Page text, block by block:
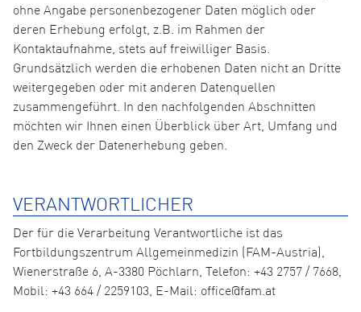
ohne Angabe personenbezogener Daten möglich oder
deren Erhebung erfolgt, z.B. im Rahmen der
Kontaktaufnahme, stets auf freiwilliger Basis.
Grundsätzlich werden die erhobenen Daten nicht an Dritte
weitergegeben oder mit anderen Datenquellen
zusammengeführt. In den nachfolgenden Abschnitten
möchten wir Ihnen einen Überblick über Art, Umfang und
den Zweck der Datenerhebung geben.
VERANTWORTLICHER
Der für die Verarbeitung Verantwortliche ist das
Fortbildungszentrum Allgemeinmedizin (FAM-Austria),
Wienerstraße 6, A-3380 Pöchlarn, Telefon: +43 2757 / 7668,
Mobil: +43 664 / 2259103, E-Mail: office@fam.at